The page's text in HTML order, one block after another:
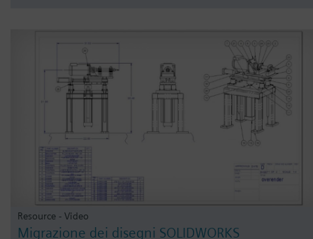
Resource - Video
Migrazione dei disegni SOLIDWORKS